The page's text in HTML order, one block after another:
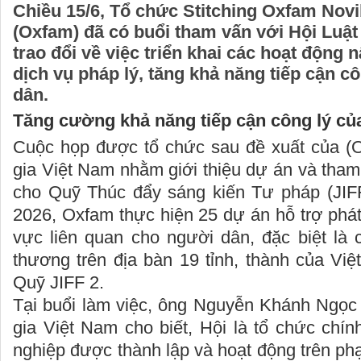
Chiều 15/6, Tổ chức Stitching Oxfam
(Oxfam) đã có buổi tham vấn với Hội
trao đổi về việc triển khai các hoạt động
dịch vụ pháp lý, tăng khả năng tiếp cận
dân.
Tăng cường khả năng tiếp cận công lý
Cuộc họp được tổ chức sau đề xuất của
gia Việt Nam nhằm giới thiệu dự án và
cho Quỹ Thúc đẩy sáng kiến Tư pháp
2026, Oxfam thực hiện 25 dự án hỗ trợ
vực liên quan cho người dân, đặc biệt là
thương trên địa bàn 19 tỉnh, thành của
Quỹ JIFF 2.
Tại buổi làm việc, ông Nguyễn Khánh
gia Việt Nam cho biết, Hội là tổ chức
nghiệp được thành lập và hoạt động trên